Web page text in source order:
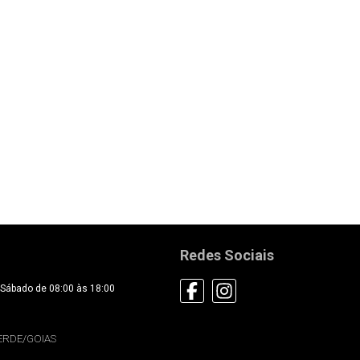
de 08:00 às 18:00
GOIAS
Redes Sociais